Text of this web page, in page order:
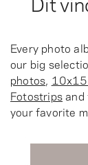
Every photo
our big
photos
Fotostripsand
your favorite